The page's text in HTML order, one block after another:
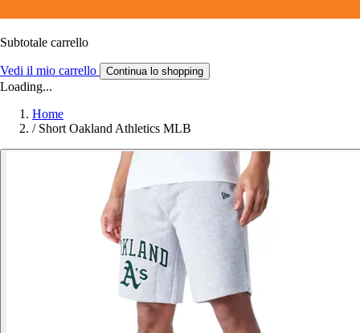
Subtotale carrello
Vedi il mio carrello Continua lo shopping
Loading...
Home
/ Short Oakland Athletics MLB